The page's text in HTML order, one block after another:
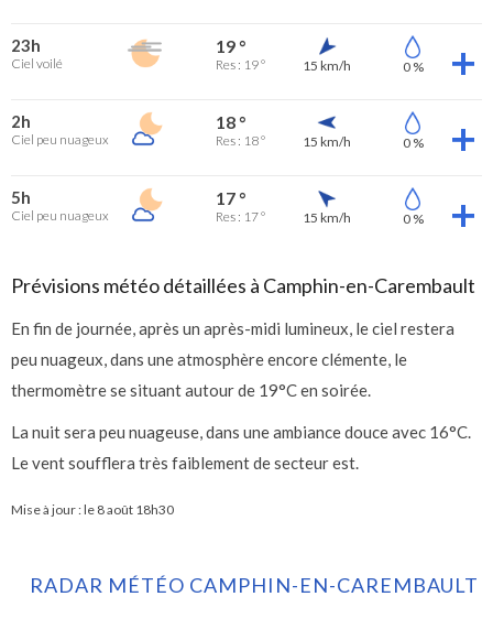
23h
Ciel voilé
19 °
Res : 19 ° 15 km/h 0 %
2h
Ciel peu nuageux
18 °
Res : 18 ° 15 km/h 0 %
5h
Ciel peu nuageux
17 °
Res : 17 ° 15 km/h 0 %
Prévisions météo détaillées à Camphin-en-Carembault
En fin de journée, après un après-midi lumineux, le ciel restera
peu nuageux, dans une atmosphère encore clémente, le
thermomètre se situant autour de 19°C en soirée.
La nuit sera peu nuageuse, dans une ambiance douce avec 16°C.
Le vent soufflera très faiblement de secteur est.
Mise à jour : le 8 août 18h30
RADAR MÉTÉO CAMPHIN-EN-CAREMBAULT